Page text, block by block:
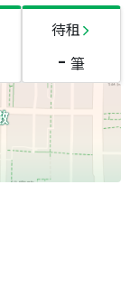
待租
- 筆